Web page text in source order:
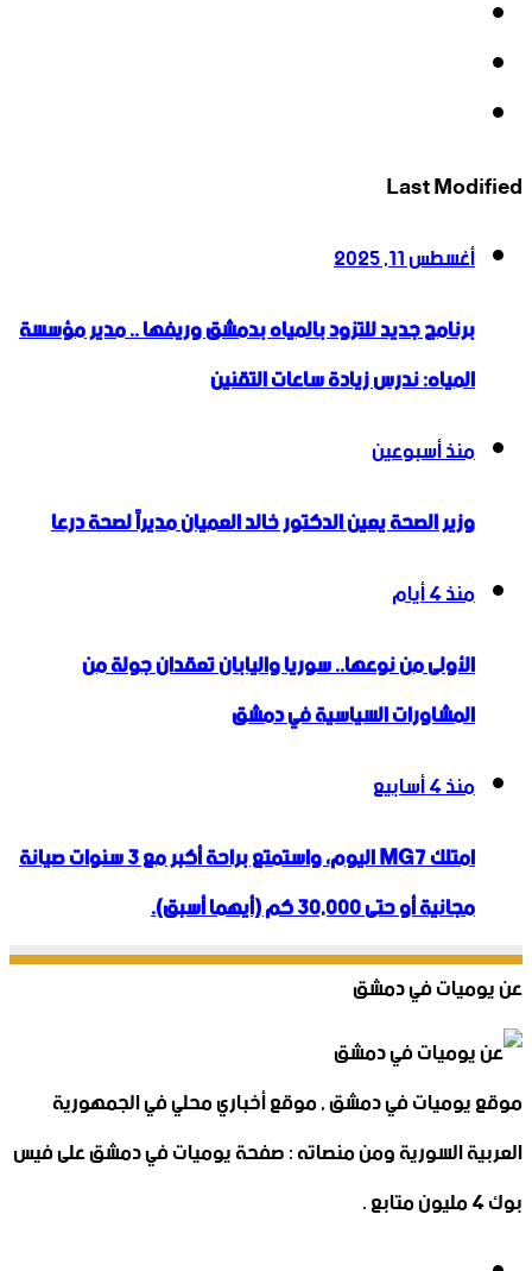
Last Modified
أغسطس 11, 2025
برنامج جديد للتزود بالمياه بدمشق وريفها .. مدير مؤسسة
المياه: ندرس زيادة ساعات التقنين
منذ أسبوعين
وزير الصحة يعين الدكتور خالد العميان مديراً لصحة درعا
منذ 4 أيام
الأولى من نوعها.. سوريا واليابان تعقدان جولة من
المشاورات السياسية في دمشق
منذ 4 أسابيع
امتلك MG7 اليوم، واستمتع براحة أكبر مع 3 سنوات صيانة
مجانية أو حتى 30,000 كم (أيهما أسبق).
عن يوميات في دمشق
موقع يوميات في دمشق , موقع أخباري محلي في الجمهورية
العربية السورية ومن منصاته : صفحة يوميات في دمشق على فيس
بوك 4 مليون متابع .